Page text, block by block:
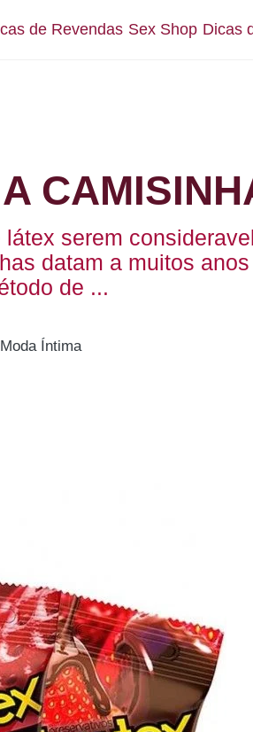
de Revendas Sex Shop Dicas
serem
datam a muitos
de ...
Íntima